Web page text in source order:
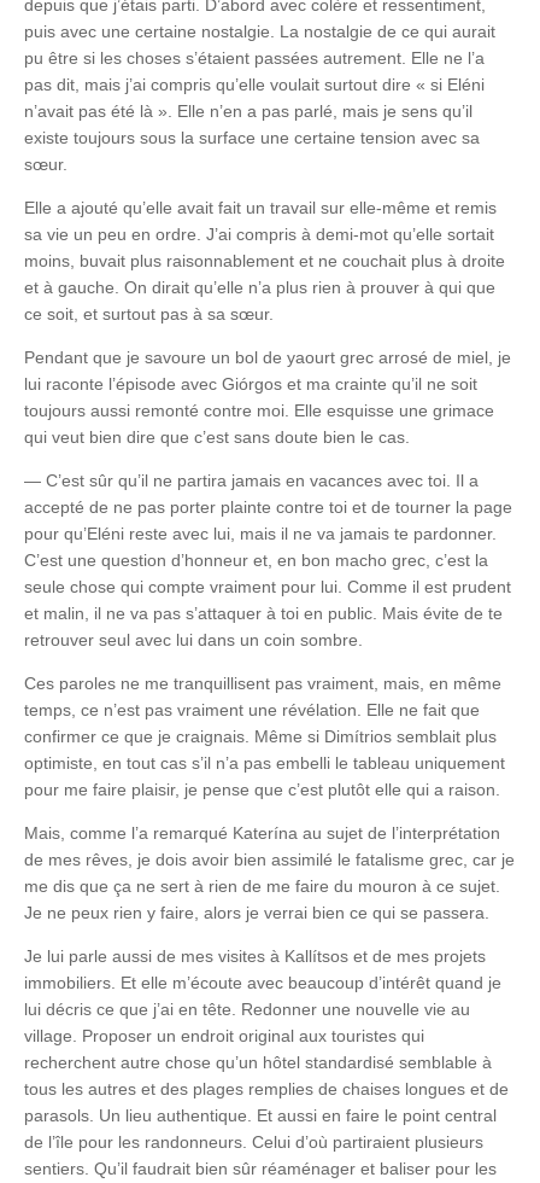
depuis que j’étais parti. D’abord avec colère et ressentiment,
puis avec une certaine nostalgie. La nostalgie de ce qui aurait
pu être si les choses s’étaient passées autrement. Elle ne l’a
pas dit, mais j’ai compris qu’elle voulait surtout dire « si Eléni
n’avait pas été là ». Elle n’en a pas parlé, mais je sens qu’il
existe toujours sous la surface une certaine tension avec sa
sœur.
Elle a ajouté qu’elle avait fait un travail sur elle-même et remis
sa vie un peu en ordre. J’ai compris à demi-mot qu’elle sortait
moins, buvait plus raisonnablement et ne couchait plus à droite
et à gauche. On dirait qu’elle n’a plus rien à prouver à qui que
ce soit, et surtout pas à sa sœur.
Pendant que je savoure un bol de yaourt grec arrosé de miel, je
lui raconte l’épisode avec Giórgos et ma crainte qu’il ne soit
toujours aussi remonté contre moi. Elle esquisse une grimace
qui veut bien dire que c’est sans doute bien le cas.
— C’est sûr qu’il ne partira jamais en vacances avec toi. Il a
accepté de ne pas porter plainte contre toi et de tourner la page
pour qu’Eléni reste avec lui, mais il ne va jamais te pardonner.
C’est une question d’honneur et, en bon macho grec, c’est la
seule chose qui compte vraiment pour lui. Comme il est prudent
et malin, il ne va pas s’attaquer à toi en public. Mais évite de te
retrouver seul avec lui dans un coin sombre.
Ces paroles ne me tranquillisent pas vraiment, mais, en même
temps, ce n’est pas vraiment une révélation. Elle ne fait que
confirmer ce que je craignais. Même si Dimítrios semblait plus
optimiste, en tout cas s’il n’a pas embelli le tableau uniquement
pour me faire plaisir, je pense que c’est plutôt elle qui a raison.
Mais, comme l’a remarqué Katerína au sujet de l’interprétation
de mes rêves, je dois avoir bien assimilé le fatalisme grec, car je
me dis que ça ne sert à rien de me faire du mouron à ce sujet.
Je ne peux rien y faire, alors je verrai bien ce qui se passera.
Je lui parle aussi de mes visites à Kallítsos et de mes projets
immobiliers. Et elle m’écoute avec beaucoup d’intérêt quand je
lui décris ce que j’ai en tête. Redonner une nouvelle vie au
village. Proposer un endroit original aux touristes qui
recherchent autre chose qu’un hôtel standardisé semblable à
tous les autres et des plages remplies de chaises longues et de
parasols. Un lieu authentique. Et aussi en faire le point central
de l’île pour les randonneurs. Celui d’où partiraient plusieurs
sentiers. Qu’il faudrait bien sûr réaménager et baliser pour les